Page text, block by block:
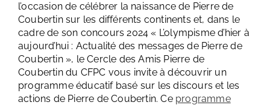
l’occasion de célébrer la naissance de Pierre de
Coubertin sur les différents continents et, dans le
cadre de son concours 2024 « L’olympisme d’hier à
aujourd’hui : Actualité des messages de Pierre de
Coubertin », le Cercle des Amis Pierre de
Coubertin du CFPC vous invite à découvrir un
programme éducatif basé sur les discours et les
actions de Pierre de Coubertin. Ce programme